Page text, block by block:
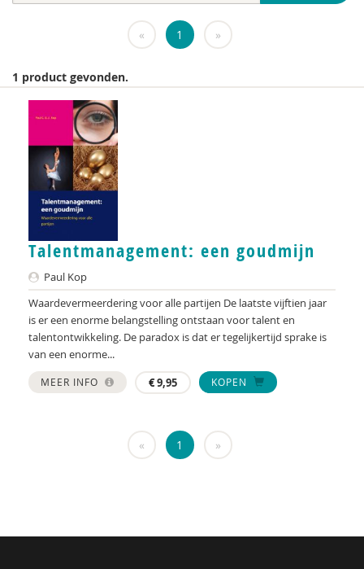
Fier
GREVIO
het Regeringscommissariaat seksueel
grensoverschrijdend gedrag en seksueel geweld
huisarts
Landelijk Kenniscentrum LVB
LIDIE
Maatschappelijk Impact Team
Mentale gezondheidsnetwerken
Nederlandse Sportalliantie m.m.v. Stichting
« 1 »
1 product gevonden.
Talentmanagement: een goudmijn
Paul Kop
Waardevermeerdering voor alle partijen De laatste vijftien jaar
is er een enorme belangstelling ontstaan voor talent en
talentontwikkeling. De paradox is dat er tegelijkertijd sprake is
van een enorme...
MEER INFO €9,95 KOPEN
« 1 »